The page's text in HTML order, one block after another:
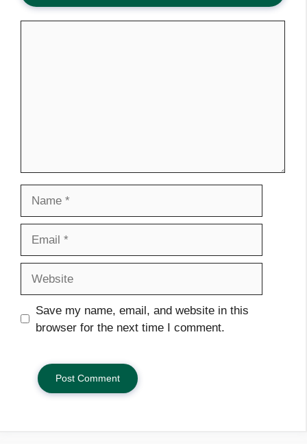
Save my name, email, and website in this
browser for the next time I comment.